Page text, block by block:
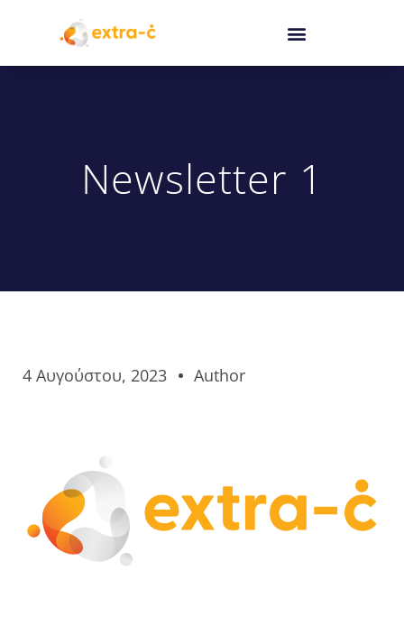
Newsletter 1
4 Αυγούστου, 2023 Author